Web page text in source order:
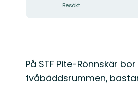
Besökt
Beskrivning
På STF Pite-Rönnskär
tvåbäddsrummen,